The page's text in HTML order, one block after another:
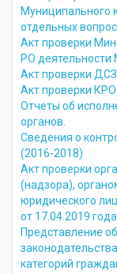
Муниципального
отдельных
Акт проверки
РО деятельности
Акт проверки
Акт проверки
Отчеты об
органов.
Сведения о
(2016-2018)
Акт проверки
(надзора),
юридического
от 17.04.2019 года
Представление
категорий